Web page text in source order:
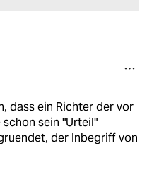
dass ein Richter der vor
sein "Urteil"
der Inbegriff von